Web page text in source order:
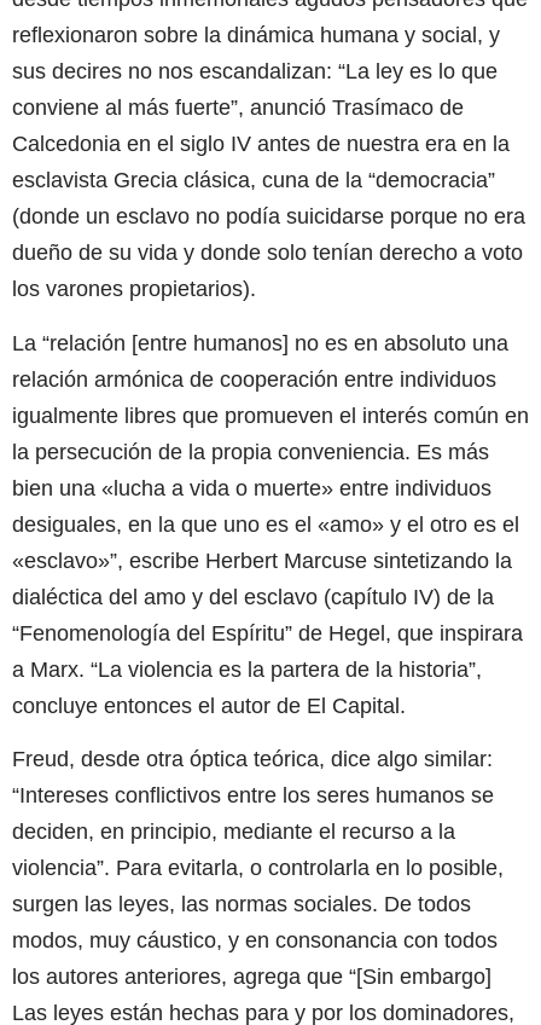
reflexionaron sobre la dinámica humana y social, y
sus decires no nos escandalizan: “La ley es lo que
conviene al más fuerte”, anunció Trasímaco de
Calcedonia en el siglo IV antes de nuestra era en la
esclavista Grecia clásica, cuna de la “democracia”
(donde un esclavo no podía suicidarse porque no era
dueño de su vida y donde solo tenían derecho a voto
los varones propietarios).
La “relación [entre humanos] no es en absoluto una
relación armónica de cooperación entre individuos
igualmente libres que promueven el interés común en
la persecución de la propia conveniencia. Es más
bien una «lucha a vida o muerte» entre individuos
desiguales, en la que uno es el «amo» y el otro es el
«esclavo»”, escribe Herbert Marcuse sintetizando la
dialéctica del amo y del esclavo (capítulo IV) de la
“Fenomenología del Espíritu” de Hegel, que inspirara
a Marx. “La violencia es la partera de la historia”,
concluye entonces el autor de El Capital.
Freud, desde otra óptica teórica, dice algo similar:
“Intereses conflictivos entre los seres humanos se
deciden, en principio, mediante el recurso a la
violencia”. Para evitarla, o controlarla en lo posible,
surgen las leyes, las normas sociales. De todos
modos, muy cáustico, y en consonancia con todos
los autores anteriores, agrega que “[Sin embargo]
Las leyes están hechas para y por los dominadores,